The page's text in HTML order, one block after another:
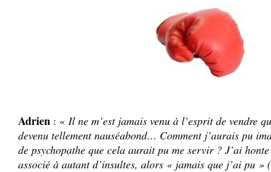
Adrien : « Il ne m’est jamais venu à l’esprit de vendre
devenu tellement nauséabond… Comment j’aurais pu
de psychopathe que cela aurait pu me servir ? J’ai
associé à autant d’insultes, alors « jamais que j’ai pu